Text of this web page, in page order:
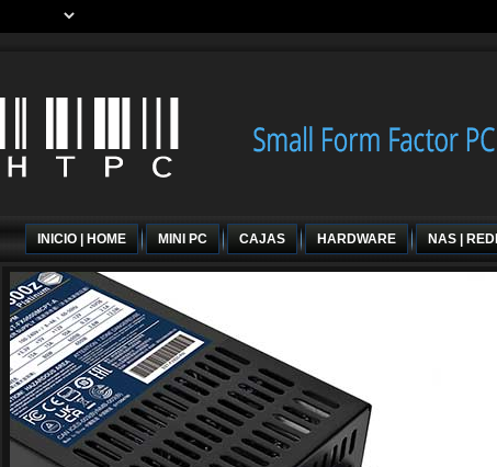
INICIO | HOME MINI PC CAJAS HARDWARE NAS |